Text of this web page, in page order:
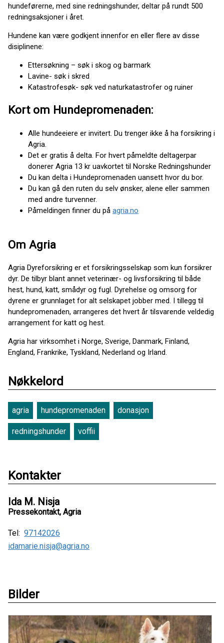
hundeførerne, med sine redningshunder, deltar på rundt 500
redningsaksjoner i året.
Hundene kan være godkjent innenfor en eller flere av disse
disiplinene:
Ettersøkning – søk i skog og barmark
Lavine- søk i skred
Katastrofesøk- søk ved naturkatastrofer og ruiner
Kort om Hundepromenaden:
Alle hundeeiere er invitert. Du trenger ikke å ha forsikring i
Agria.
Det er gratis å delta. For hvert påmeldte deltagerpar
donerer Agria 13 kr uavkortet til Norske Redningshunder
Du kan delta i Hundepromenaden uansett hvor du bor.
Du kan gå den ruten du selv ønsker, alene eller sammen
med andre turvenner.
Påmeldingen finner du på agria.no
Om Agria
Agria Dyreforsikring er et forsikringsselskap som kun forsikrer
dyr. De tilbyr blant annet veterinær- og livsforsikring til både
hest, hund, katt, smådyr og fugl. Dyrehelse og omsorg for
dyrene er grunnlaget for alt selskapet jobber med. I tillegg til
hundepromenaden, arrangeres det hvert år tilsvarende veldedig
arrangement for katt og hest.
Agria har virksomhet i Norge, Sverige, Danmark, Finland,
England, Frankrike, Tyskland, Nederland og Irland.
Nøkkelord
agria hundepromenaden donasjon
redningshunder voffii
Kontakter
Ida M. Nisja
Pressekontakt, Agria
Tel: 97142026
idamarie.nisja@agria.no
Bilder